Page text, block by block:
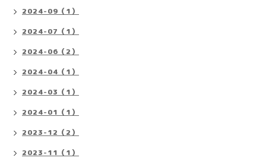
2024-09（1）
2024-07（1）
2024-06（2）
2024-04（1）
2024-03（1）
2024-01（1）
2023-12（2）
2023-11（1）